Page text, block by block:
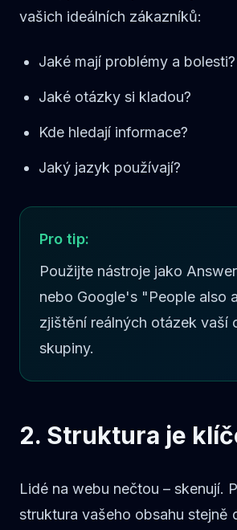
vašich ideálních zákazníků:
Jaké mají problémy a bolesti?
Jaké otázky si kladou?
Kde hledají informace?
Jaký jazyk používají?
Pro tip:
Použijte nástroje jako
nebo Google's "People also
zjištění reálných otázek vaší
skupiny.
2. Struktura je
Lidé na webu nečtou – skenují.
struktura vašeho obsahu stejně